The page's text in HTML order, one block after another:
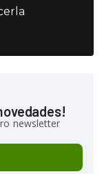
newsletter